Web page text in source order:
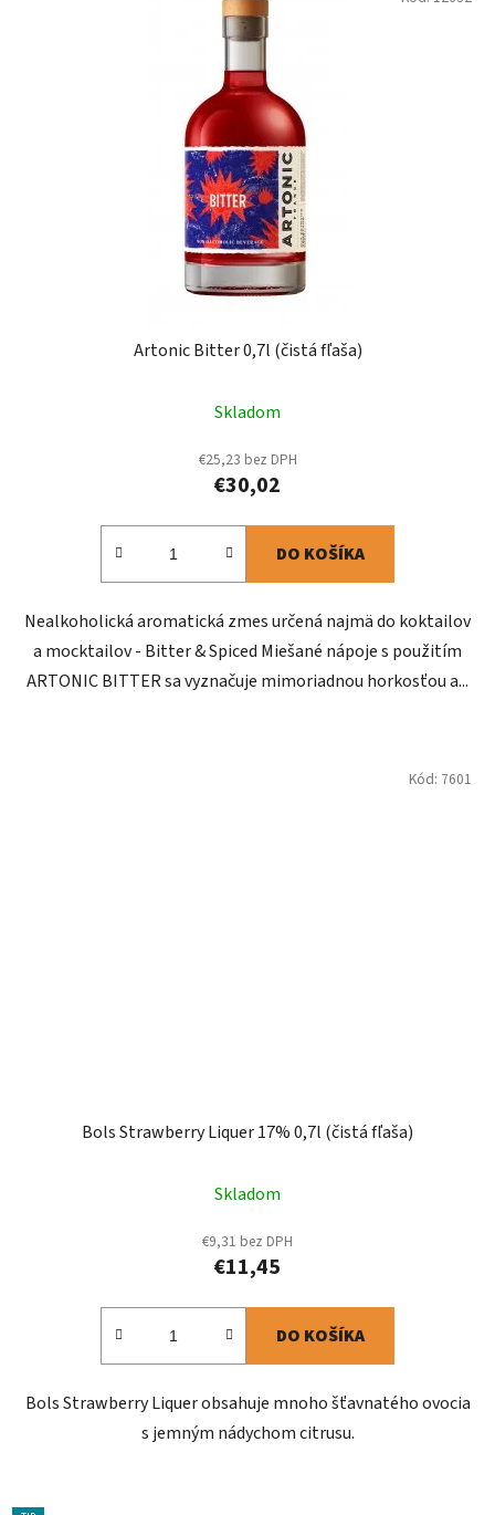
Artonic Bitter 0,7l (čistá fľaša)
Skladom
€25,23 bez DPH
€30,02
DO KOŠÍKA
Nealkoholická aromatická zmes určená najmä do koktailov
a mocktailov - Bitter & Spiced Miešané nápoje s použitím
ARTONIC BITTER sa vyznačuje mimoriadnou horkosťou a...
Bols Strawberry Liquer 17% 0,7l (čistá fľaša)
Skladom
€9,31 bez DPH
€11,45
DO KOŠÍKA
Bols Strawberry Liquer obsahuje mnoho šťavnatého ovocia
s jemným nádychom citrusu.
Kód: 7601